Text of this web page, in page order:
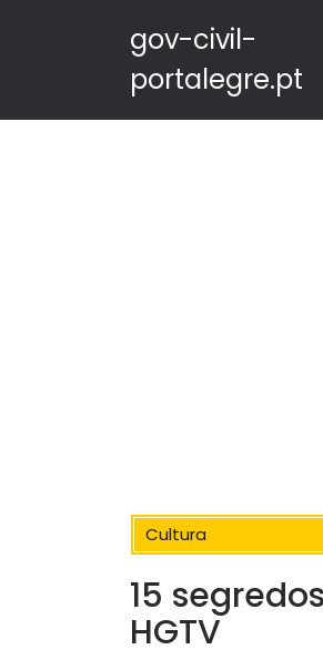
gov-civil-
portalegre.pt
Cultura
15
HGTV